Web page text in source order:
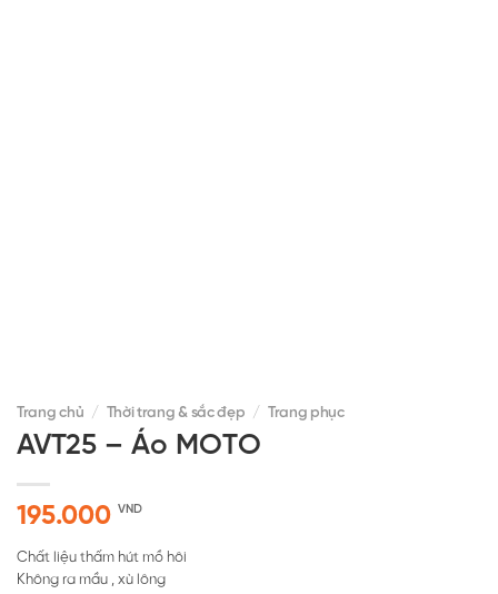
Trang chủ / Thời trang & sắc đẹp / Trang phục
AVT25 – Áo MOTO
195.000 VND
Chất liệu thấm hút mồ hôi
Không ra mầu , xù lông